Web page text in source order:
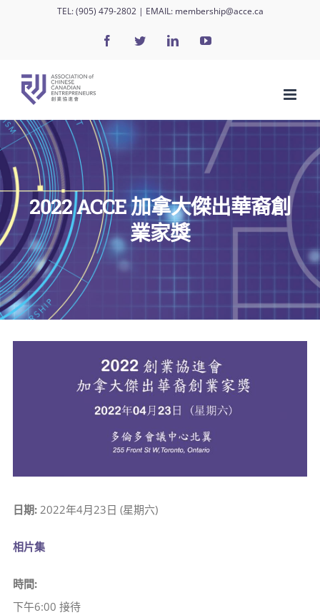
TEL:(905) 479-2802| EMAIL: membership@acce.ca
FacebookTwitterLinkedInYouTube
2022 ACCE 加拿大傑出華裔創
業家獎
日期:2022年4月23日 (星期六)
相片集
時間:
下午6:00 接待